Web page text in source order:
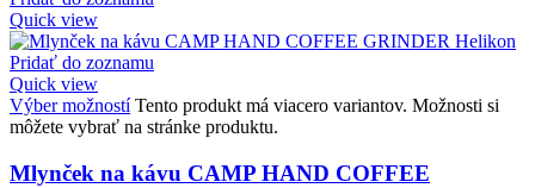
Quick view
Pridať do zoznamu
Quick view
Výber možností Tento produkt má viacero variantov. Možnosti si
môžete vybrať na stránke produktu.
Mlynček na kávu CAMP HAND COFFEE